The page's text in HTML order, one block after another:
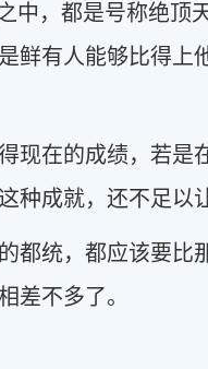
，都是号称绝顶
鲜有人能够比得上
现在的成绩，若是
种成就，还不足以
都统，都应该要比
差不多了。